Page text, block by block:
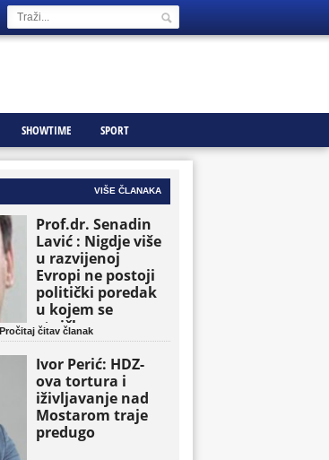
SHOWTIME SPORT
VIŠE ČLANAKA
Prof.dr. Senadin
Lavić : Nigdje više
u razvijenoj
Evropi ne postoji
politički poredak
u kojem se
etničke grupe
pojavljuju kao
osnovne političke
jedinice
Pročitaj čitav članak
Ivor Perić: HDZ-
ova tortura i
iživljavanje nad
Mostarom traje
predugo